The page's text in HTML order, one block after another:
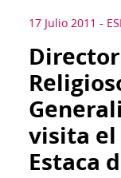
17 Julio 2011 -
visita el
Estaca